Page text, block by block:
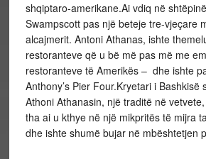
shqiptaro-amerikane.Ai vdiq në
Swampscott pas një beteje tre-vjeçare
alcajmerit. Antoni Athanas, ishte
restoranteve që u bë më pas më me
restoranteve të Amerikës – dhe ishte
Anthony’s Pier Four.Kryetari i Bashkisë
Athoni Athanasin, një traditë në
tha ai u kthye në një mikpritës të mijra
dhe ishte shumë bujar në mbështetjen